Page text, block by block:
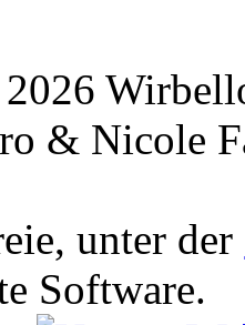
& Nicole
unter der
Software.